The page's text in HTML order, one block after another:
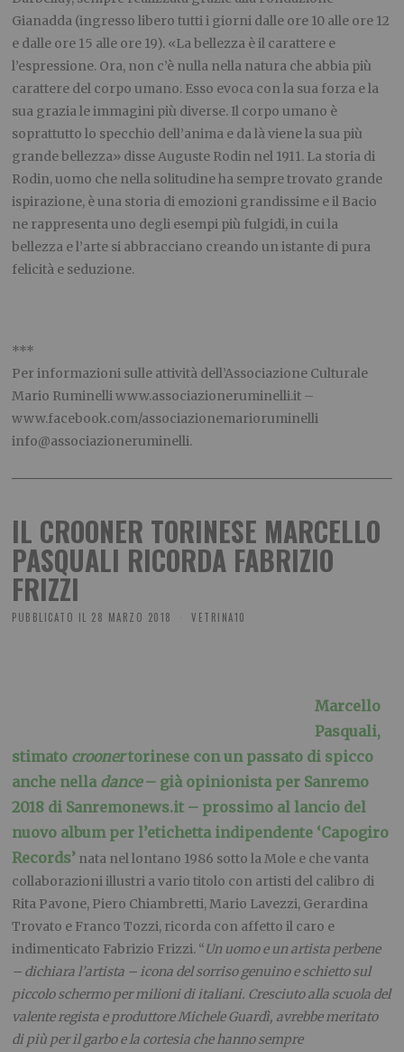
Gianadda (ingresso libero tutti i giorni dalle ore 10 alle ore 12
e dalle ore 15 alle ore 19). «La bellezza è il carattere e
l’espressione. Ora, non c’è nulla nella natura che abbia più
carattere del corpo umano. Esso evoca con la sua forza e la
sua grazia le immagini più diverse. Il corpo umano è
soprattutto lo specchio dell’anima e da là viene la sua più
grande bellezza» disse Auguste Rodin nel 1911. La storia di
Rodin, uomo che nella solitudine ha sempre trovato grande
ispirazione, è una storia di emozioni grandissime e il Bacio
ne rappresenta uno degli esempi più fulgidi, in cui la
bellezza e l’arte si abbracciano creando un istante di pura
felicità e seduzione.
***
Per informazioni sulle attività dell’Associazione Culturale
Mario Ruminelli www.associazioneruminelli.it –
www.facebook.com/associazionemarioruminelli
info@associazioneruminelli.
IL CROONER TORINESE MARCELLO
PASQUALI RICORDA FABRIZIO
FRIZZI
PUBBLICATO IL 28 MARZO 2018 VETRINA10
Marcello
Pasquali,
stimato croonertorinese con un passato di spicco
anche nella dance– già opinionista per Sanremo
2018 di Sanremonews.it – prossimo al lancio del
nuovo album per l’etichetta indipendente ‘Capogiro
Records’ nata nel lontano 1986 sotto la Mole e che vanta
collaborazioni illustri a vario titolo con artisti del calibro di
Rita Pavone, Piero Chiambretti, Mario Lavezzi, Gerardina
Trovato e Franco Tozzi, ricorda con affetto il caro e
indimenticato Fabrizio Frizzi. “Un uomo e un artista perbene
– dichiara l’artista – icona del sorriso genuino e schietto sul
piccolo schermo per milioni di italiani. Cresciuto alla scuola del
valente regista e produttore Michele Guardì, avrebbe meritato
di più per il garbo e la cortesia che hanno sempre